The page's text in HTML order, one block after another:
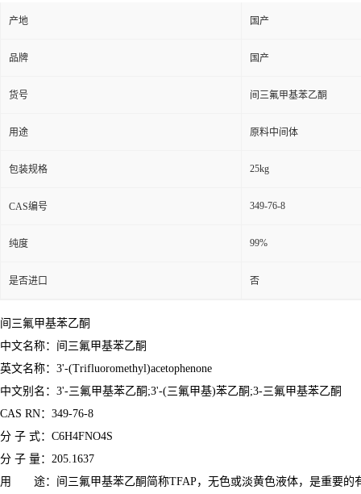
产地 国产
品牌 国产
货号 间三氟甲基苯乙酮
用途 原料中间体
包装规格 25kg
CAS编号 349-76-8
纯度 99%
是否进口 否
间三氟甲基苯乙酮
中文名称：间三氟甲基苯乙酮
英文名称：3'-(Trifluoromethyl)acetophenone
中文别名：3'-三氟甲基苯乙酮;3'-(三氟甲基)苯乙酮;3-三氟甲基苯乙酮
CAS RN：349-76-8
分 子 式：C6H4FNO4S
分 子 量：205.1637
用 途：间三氟甲基苯乙酮简称TFAP，无色或淡黄色液体，是重要的